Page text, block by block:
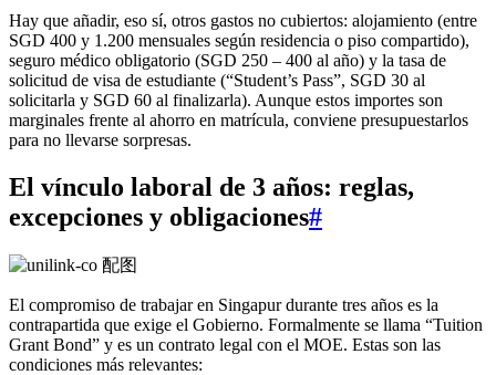
Hay que añadir, eso sí, otros gastos no cubiertos: alojamiento (entre
SGD 400 y 1.200 mensuales según residencia o piso compartido),
seguro médico obligatorio (SGD 250 – 400 al año) y la tasa de
solicitud de visa de estudiante (“Student’s Pass”, SGD 30 al
solicitarla y SGD 60 al finalizarla). Aunque estos importes son
marginales frente al ahorro en matrícula, conviene presupuestarlos
para no llevarse sorpresas.
El vínculo laboral de 3 años: reglas,
excepciones y obligaciones#
El compromiso de trabajar en Singapur durante tres años es la
contrapartida que exige el Gobierno. Formalmente se llama “Tuition
Grant Bond” y es un contrato legal con el MOE. Estas son las
condiciones más relevantes: